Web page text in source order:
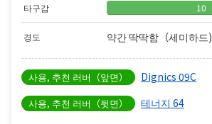
타구감 10
경도 약간 딱딱함（세미하드)
사용, 추천 러버（앞면） Dignics 09C
사용, 추천 러버（뒷면） 테너지 64